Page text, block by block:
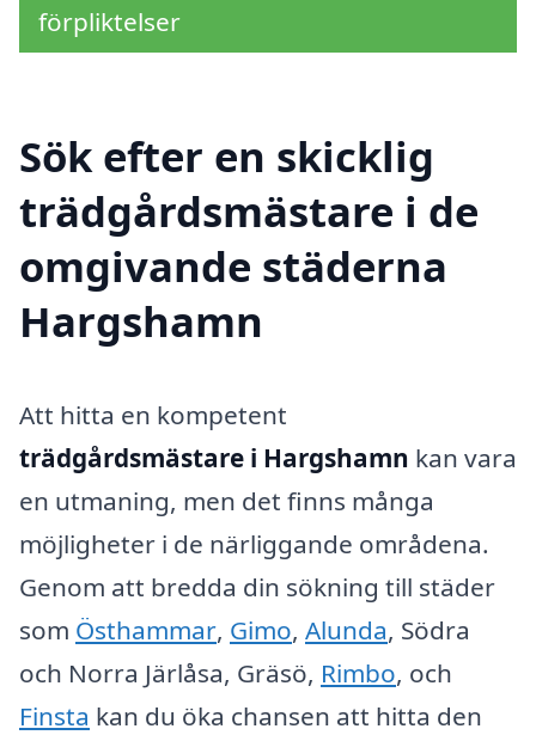
förpliktelser
Sök efter en skicklig
trädgårdsmästare i de
omgivande städerna
Hargshamn
Att hitta en kompetent
trädgårdsmästare i Hargshamn kan vara
en utmaning, men det finns många
möjligheter i de närliggande områdena.
Genom att bredda din sökning till städer
som Östhammar, Gimo, Alunda, Södra
och Norra Järlåsa, Gräsö, Rimbo, och
Finsta kan du öka chansen att hitta den